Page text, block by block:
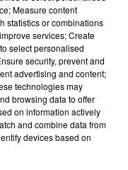
Measure content
statistics or combinations
services; Create
select personalised
security, prevent and
advertising and content;
technologies may
browsing data to offer
on information actively
and combine data from
devices based on